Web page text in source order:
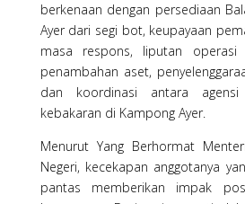
berkenaan dengan persediaan
Ayer dari segi bot, keupayaan
masa respons, liputan operasi
penambahan aset,
dan koordinasi antara agensi
kebakaran di Kampong Ayer.
Menurut Yang Berhormat
Negeri, kecekapan anggotanya
pantas memberikan impak